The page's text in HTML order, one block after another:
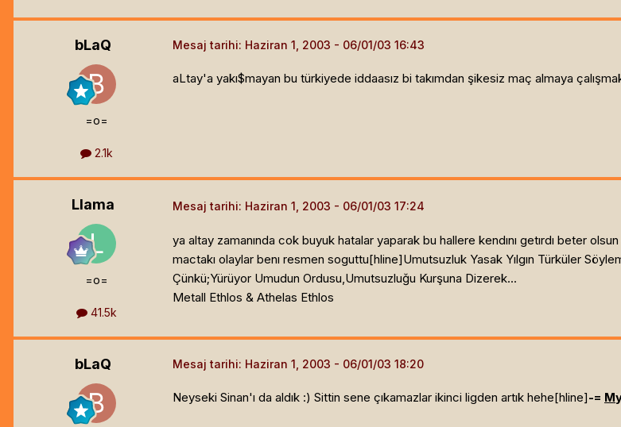
bLaQ
=o=
2.1k
Mesaj tarihi: Haziran 1, 2003
aLtay'a yakı$mayan bu türkiyede iddaasız bi takımdan şikesiz maç almaya
Llama
=o=
41.5k
Mesaj tarihi: Haziran 1, 2003
ya altay zamanında cok buyuk hatalar yaparak bu hallere kendını getırdı beter
mactakı olaylar benı resmen soguttu[hline]Umutsuzluk Yasak Yılgın Türküler
Çünkü;Yürüyor Umudun Ordusu,Umutsuzluğu Kurşuna Dizerek...
Metall Ethlos & Athelas Ethlos
bLaQ Mesaj tarihi: Haziran 1, 2003
Neyseki Sinan'ı da aldık :) Sittin sene çıkamazlar ikinci ligden artık hehe[hline]-=